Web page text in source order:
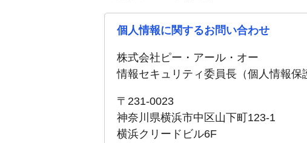
個人情報に関するお問い合わせ
株式会社ピー・アール・オー
情報セキュリティ委員長（個人情報保
〒231-0023
神奈川県横浜市中区山下町123-1
横浜クリードビル6F